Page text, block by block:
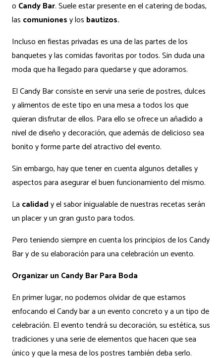
o Candy Bar. Suele estar presente en el catering de bodas,
las comunionesy los bautizos.
Incluso en fiestas privadas es una de las partes de los
banquetes y las comidas favoritas por todos. Sin duda una
moda que ha llegado para quedarse y que adoramos.
El Candy Bar consiste en servir una serie de postres, dulces
y alimentos de este tipo en una mesa a todos los que
quieran disfrutar de ellos. Para ello se ofrece un añadido a
nivel de diseño y decoración, que además de delicioso sea
bonito y forme parte del atractivo del evento.
Sin embargo, hay que tener en cuenta algunos detalles y
aspectos para asegurar el buen funcionamiento del mismo.
La calidady el sabor inigualable de nuestras recetas serán
un placer y un gran gusto para todos.
Pero teniendo siempre en cuenta los principios de los Candy
Bar y de su elaboración para una celebración un evento.
Organizar un Candy Bar Para Boda
En primer lugar, no podemos olvidar de que estamos
enfocando el Candy bar a un evento concreto y a un tipo de
celebración. El evento tendrá su decoración, su estética, sus
tradiciones y una serie de elementos que hacen que sea
único y que la mesa de los postres también deba serlo.